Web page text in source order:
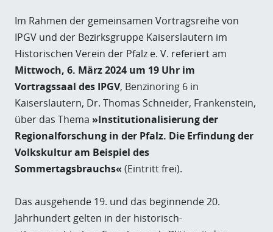
Im Rahmen der gemeinsamen Vortragsreihe von
IPGV und der Bezirksgruppe Kaiserslautern im
Historischen Verein der Pfalz e. V. referiert am
Mittwoch, 6. März 2024 um 19 Uhr im
Vortragssaal des IPGV, Benzinoring 6 in
Kaiserslautern, Dr. Thomas Schneider, Frankenstein,
über das Thema »Institutionalisierung der
Regionalforschung in der Pfalz. Die Erfindung der
Volkskultur am Beispiel des
Sommertagsbrauchs« (Eintritt frei).
Das ausgehende 19. und das beginnende 20.
Jahrhundert gelten in der historisch-